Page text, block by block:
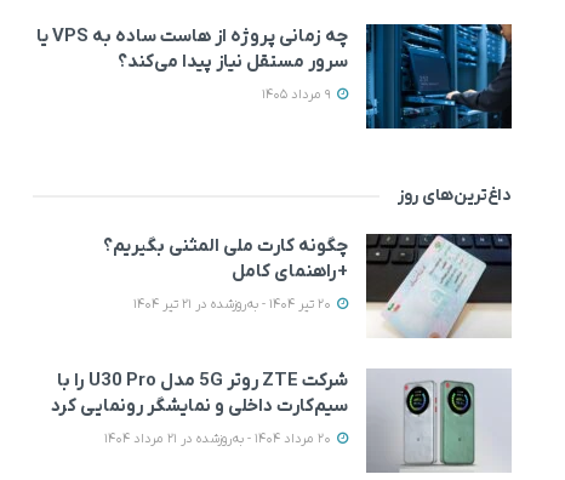
چه زمانی پروژه از هاست ساده به VPS یا
سرور مستقل نیاز پیدا می‌کند؟
داغ‌ترین‌های روز
چگونه کارت ملی المثنی بگیریم؟
+راهنمای کامل
شرکت ZTE روتر 5G مدل U30 Pro را با
سیم‌کارت داخلی و نمایشگر رونمایی کرد